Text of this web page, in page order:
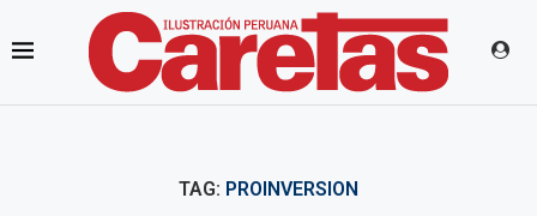
TAG: PROINVERSION